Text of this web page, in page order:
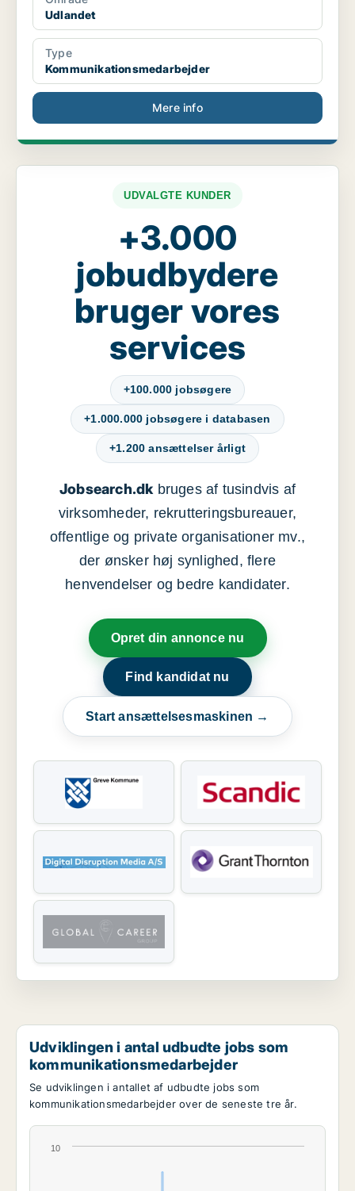
Udlandet
Type
Kommunikationsmedarbejder
Mere info
UDVALGTE KUNDER
+3.000
jobudbydere
bruger vores
services
+100.000 jobsøgere
+1.000.000 jobsøgere i databasen
+1.200 ansættelser årligt
Jobsearch.dkbruges af tusindvis af
virksomheder, rekrutteringsbureauer,
offentlige og private organisationer mv.,
der ønsker høj synlighed, flere
henvendelser og bedre kandidater.
Opret din annonce nu
Find kandidat nu
Start ansættelsesmaskinen →
Udviklingen i antal udbudte jobs som
kommunikationsmedarbejder
Se udviklingen i antallet af udbudte jobs som
kommunikationsmedarbejder over de seneste tre år.
10